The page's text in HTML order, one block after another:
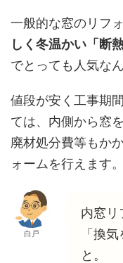
一般的な窓のリフ
しく冬温かい「断
でとっても人気なん
値段が安く工事期
ては、内側から窓
廃材処分費等もか
ォームを行えます。
白戸
内窓リ
「換
と。